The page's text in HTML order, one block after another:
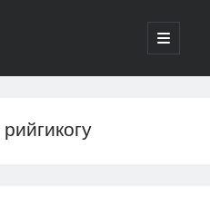
отрыть
рийгикогу